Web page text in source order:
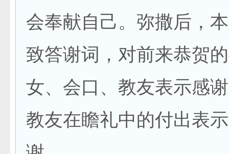
会奉献自己。弥撒后，
致答谢词，对前来恭贺
女、会口、教友表示感
教友在瞻礼中的付出表